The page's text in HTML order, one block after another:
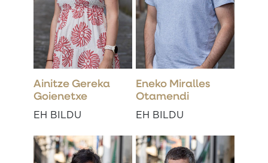
Ainitze Gereka
Goienetxe
EH BILDU
Eneko Miralles
Otamendi
EH BILDU